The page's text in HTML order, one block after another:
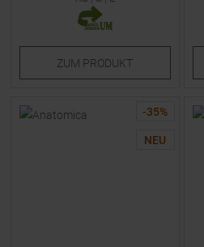
ZUM PRODUKT
-35%
NEU